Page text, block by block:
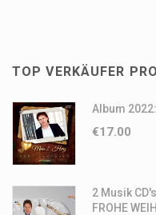
TOP VERKÄUFER
Album
€17.00
2 Musik
FROHE